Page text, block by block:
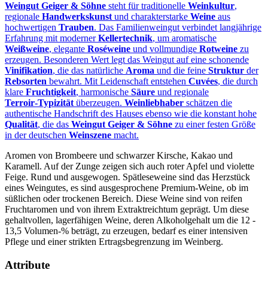
Weingut Geiger & Söhne steht für traditionelle Weinkultur,
regionale Handwerkskunst und charakterstarke Weine aus
hochwertigen Trauben. Das Familienweingut verbindet langjährige
Erfahrung mit modernerKellertechnik, um aromatische
Weißweine, elegante Roséweine und vollmundige Rotweine zu
erzeugen. Besonderen Wert legt das Weingut auf eine schonende
Vinifikation, die das natürliche Aroma und die feine Struktur der
Rebsorten bewahrt. Mit Leidenschaft entstehen Cuvées, die durch
klare Fruchtigkeit, harmonische Säure und regionale
Terroir‑Typizität überzeugen. Weinliebhaber schätzen die
authentische Handschrift des Hauses ebenso wie die konstant hohe
Qualität, die das Weingut Geiger & Söhne zu einer festen Größe
in der deutschen Weinszene macht.
Aromen von Brombeere und schwarzer Kirsche, Kakao und
Karamell. Auf der Zunge zeigen sich auch roter Apfel und violette
Feige. Rund und ausgewogen. Spätleseweine sind das Herzstück
eines Weingutes, es sind ausgesprochene Premium-Weine, ob im
süßlichen oder trockenen Bereich. Diese Weine sind von reifen
Fruchtaromen und von ihrem Extraktreichtum geprägt. Um diese
gehaltvollen, lagerfähigen Weine, deren Alkoholgehalt um die 12 -
13,5 Volumen-% beträgt, zu erzeugen, bedarf es einer intensiven
Pflege und einer strikten Ertragsbegrenzung im Weinberg.
Attribute